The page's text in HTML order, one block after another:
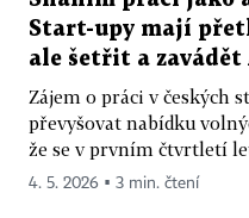
Start-upy mají
ale šetřit a zavádět
Zájem o práci v českých
převyšovat nabídku
že se v prvním čtvrtletí
4. 5. 2026 ▪ 3 min. čtení